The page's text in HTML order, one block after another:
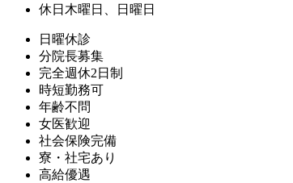
休日 木曜日、日曜日
日曜休診
分院長募集
完全週休2日制
時短勤務可
年齢不問
女医歓迎
社会保険完備
寮・社宅あり
高給優遇